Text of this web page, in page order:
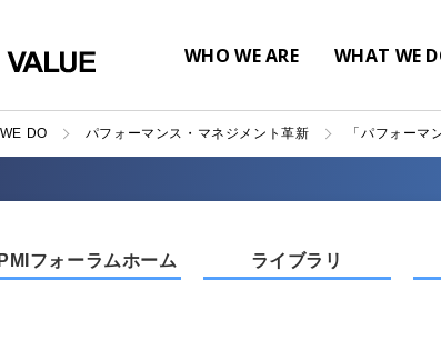
WHO WE ARE WHAT WE
DO パフォーマンス・マネジメント革新 「パフォーマ
PMIフォーラムホーム ライブラリ